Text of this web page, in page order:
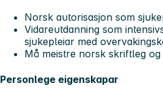
Norsk autorisasjon som
Vidareutdanning som
sjukepleiar med
Må meistre norsk skriftleg
Personlege eigenskapar